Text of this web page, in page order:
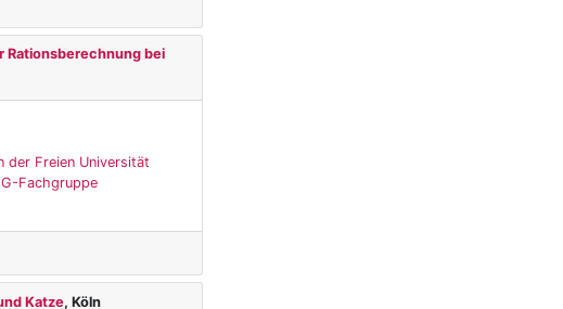
Rationsberechnung bei
der Freien Universität
Fachgruppe
Katze, Köln